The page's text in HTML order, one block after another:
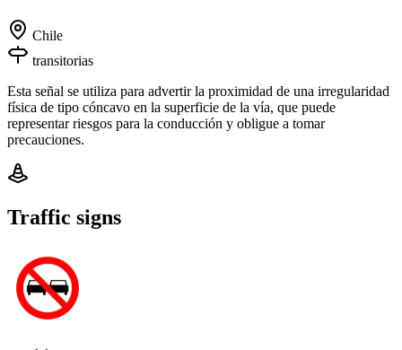
Chile
transitorias
Esta señal se utiliza para advertir la proximidad de una irregularidad
física de tipo cóncavo en la superficie de la vía, que puede
representar riesgos para la conducción y obligue a tomar
precauciones.
Traffic signs